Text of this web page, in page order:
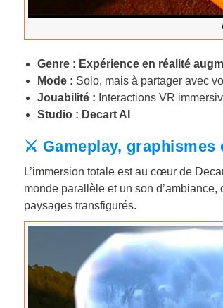
Genre : Expérience en réalité
Mode : Solo, mais à partager avec
Jouabilité : Interactions VR
Studio : Decart AI
⚔️ Gameplay, graphismes
L’immersion totale est au cœur de
monde parallèle et un son
paysages transfigurés.